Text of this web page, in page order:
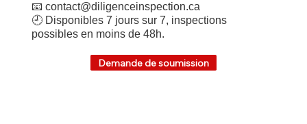
📧 contact@diligenceinspection.ca
🕘 Disponibles 7 jours sur 7, inspections
possibles en moins de 48h.
Demande de soumission